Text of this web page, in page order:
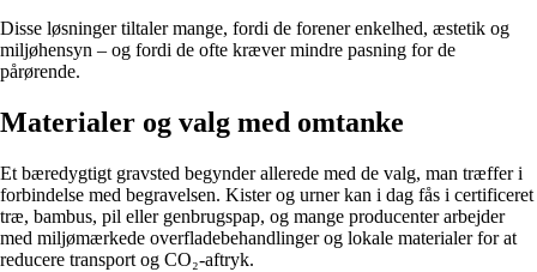
Disse løsninger tiltaler mange, fordi de forener enkelhed, æstetik og
miljøhensyn – og fordi de ofte kræver mindre pasning for de
pårørende.
Materialer og valg med omtanke
Et bæredygtigt gravsted begynder allerede med de valg, man træffer i
forbindelse med begravelsen. Kister og urner kan i dag fås i certificeret
træ, bambus, pil eller genbrugspap, og mange producenter arbejder
med miljømærkede overfladebehandlinger og lokale materialer for at
reducere transport og CO₂-aftryk.